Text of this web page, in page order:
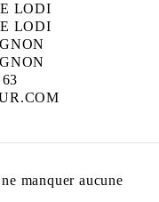
LODI
LODI
manquer aucune